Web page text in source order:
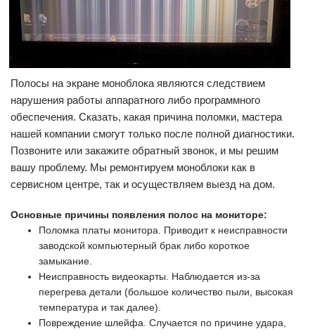
Полосы на экране моноблока являются следствием
нарушения работы аппаратного либо программного
обеспечения. Сказать, какая причина поломки, мастера
нашей компании смогут только после полной диагностики.
Позвоните или закажите обратный звонок, и мы решим
вашу проблему. Мы ремонтируем моноблоки как в
сервисном центре, так и осуществляем выезд на дом.
Основные причины появления полос на мониторе:
Поломка платы монитора. Приводит к неисправности
заводской компьютерный брак либо короткое
замыкание.
Неисправность видеокарты. Наблюдается из-за
перегрева детали (большое количество пыли, высокая
температура и так далее).
Повреждение шлейфа. Случается по причине удара,